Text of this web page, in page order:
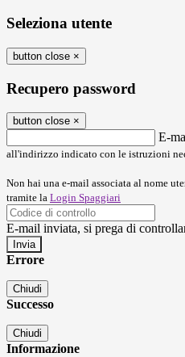
Seleziona utente
button close ×
Recupero password
button close ×
E-
all'indirizzo indicato con le istruzioni
Non hai una e-mail associata al nome
tramite la Login Spaggiari
E-mail inviata, si prega di
Errore
Chiudi
Successo
Chiudi
Informazione